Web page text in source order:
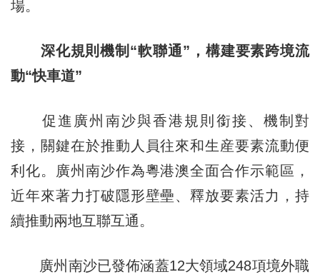
場。
深化規則機制“軟聯通”，構建要素跨境流
動“快車道”
促進廣州南沙與香港規則銜接、機制對
接，關鍵在於推動人員往來和生産要素流動便
利化。廣州南沙作為粵港澳全面合作示範區，
近年來著力打破隱形壁壘、釋放要素活力，持
續推動兩地互聯互通。
廣州南沙已發佈涵蓋12大領域248項境外職